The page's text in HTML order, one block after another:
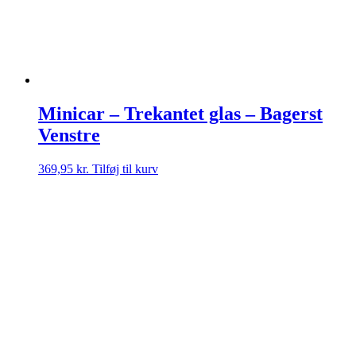
Minicar – Trekantet glas – Bagerst
Venstre
369,95 kr. Tilføj til kurv